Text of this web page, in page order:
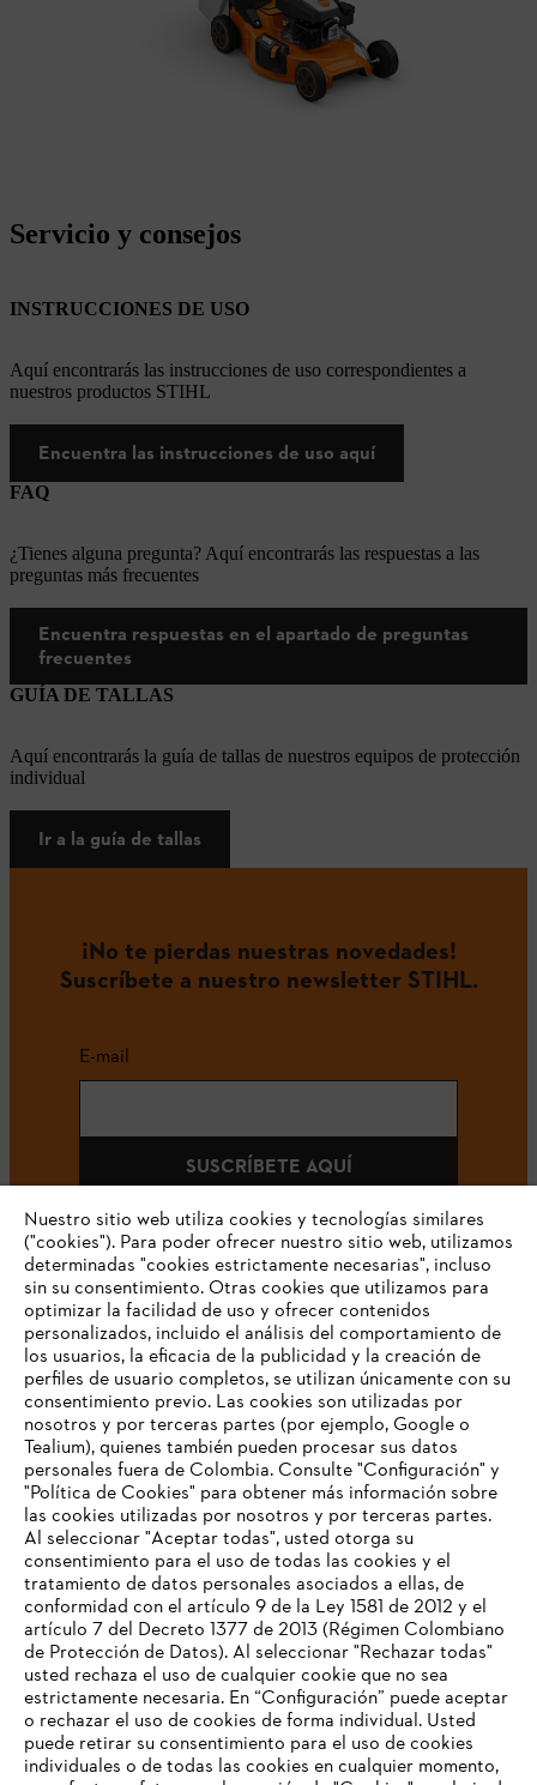
Servicio y consejos
INSTRUCCIONES DE USO
Aquí encontrarás las instrucciones de uso correspondientes a
nuestros productos STIHL
Encuentra las instrucciones de uso aquí
FAQ
¿Tienes alguna pregunta? Aquí encontrarás las respuestas a las
preguntas más frecuentes
Encuentra respuestas en el apartado de preguntas
frecuentes
GUÍA DE TALLAS
Aquí encontrarás la guía de tallas de nuestros equipos de protección
individual
Ir a la guía de tallas
¡No te pierdas nuestras novedades!
Suscríbete a nuestro newsletter STIHL.
E-mail
SUSCRÍBETE AQUÍ
#STIHLCOLOMBIA
Nuestra empresa
Preguntas frecuentes
Contacto
TU NAVEGADOR NO ES
COMPATIBLE
El navegador que estás utilizando no es compatible con
nuestra página web. Para que puedas disfrutar de nuestro
contenido, utiliza uno de los siguientes navegadores:
Nuestro sitio web utiliza cookies y tecnologías similares
("cookies"). Para poder ofrecer nuestro sitio web, utilizamos
determinadas "cookies estrictamente necesarias", incluso
sin su consentimiento. Otras cookies que utilizamos para
optimizar la facilidad de uso y ofrecer contenidos
personalizados, incluido el análisis del comportamiento de
los usuarios, la eficacia de la publicidad y la creación de
perfiles de usuario completos, se utilizan únicamente con su
consentimiento previo. Las cookies son utilizadas por
nosotros y por terceras partes (por ejemplo, Google o
Tealium), quienes también pueden procesar sus datos
personales fuera de Colombia. Consulte "Configuración" y
"Política de Cookies" para obtener más información sobre
las cookies utilizadas por nosotros y por terceras partes.
Al seleccionar "Aceptar todas", usted otorga su
consentimiento para el uso de todas las cookies y el
tratamiento de datos personales asociados a ellas, de
conformidad con el artículo 9 de la Ley 1581 de 2012 y el
artículo 7 del Decreto 1377 de 2013 (Régimen Colombiano
de Protección de Datos). Al seleccionar "Rechazar todas"
usted rechaza el uso de cualquier cookie que no sea
estrictamente necesaria. En “Configuración” puede aceptar
o rechazar el uso de cookies de forma individual. Usted
puede retirar su consentimiento para el uso de cookies
individuales o de todas las cookies en cualquier momento,